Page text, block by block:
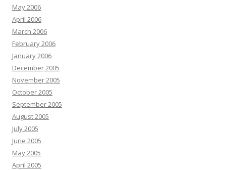
May 2006
April 2006
March 2006
February 2006
January 2006
December 2005
November 2005
October 2005
September 2005
August 2005
July 2005
June 2005
May 2005
April 2005